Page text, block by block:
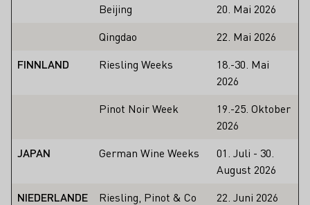
Beijing
20. Mai 2026
Qingdao
22. Mai 2026
FINNLAND
Riesling Weeks
18.-30. Mai
2026
Pinot Noir Week
19.-25. Oktober
2026
JAPAN
German Wine Weeks
01. Juli - 30.
August 2026
NIEDERLANDE
Riesling, Pinot & Co
22. Juni 2026